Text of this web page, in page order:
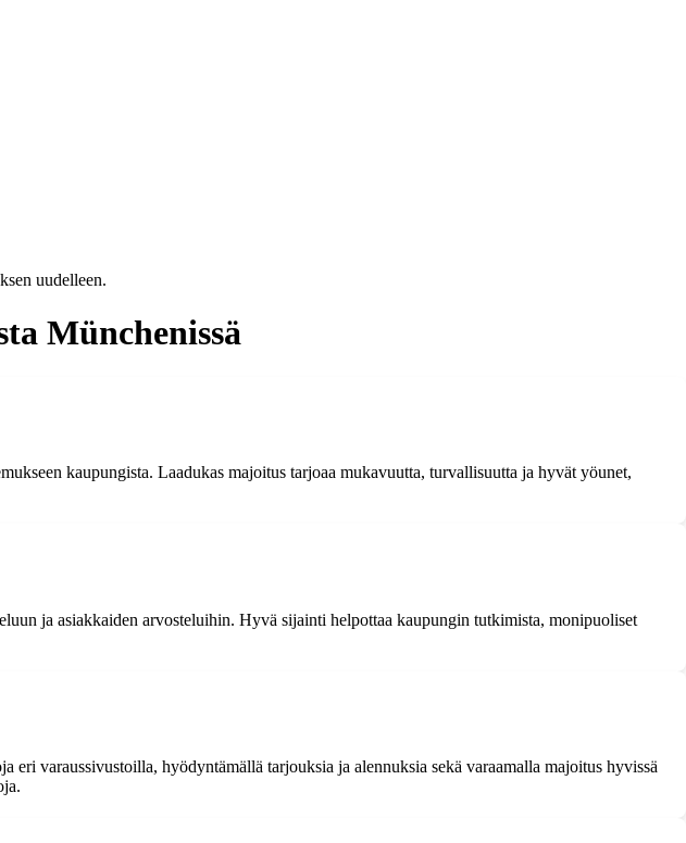
uudelleen.
Münchenissä
kaupungista. Laadukas majoitus tarjoaa mukavuutta, turvallisuutta ja hyvät yöunet,
ja asiakkaiden arvosteluihin. Hyvä sijainti helpottaa kaupungin tutkimista, monipuoliset
varaussivustoilla, hyödyntämällä tarjouksia ja alennuksia sekä varaamalla majoitus hyvissä